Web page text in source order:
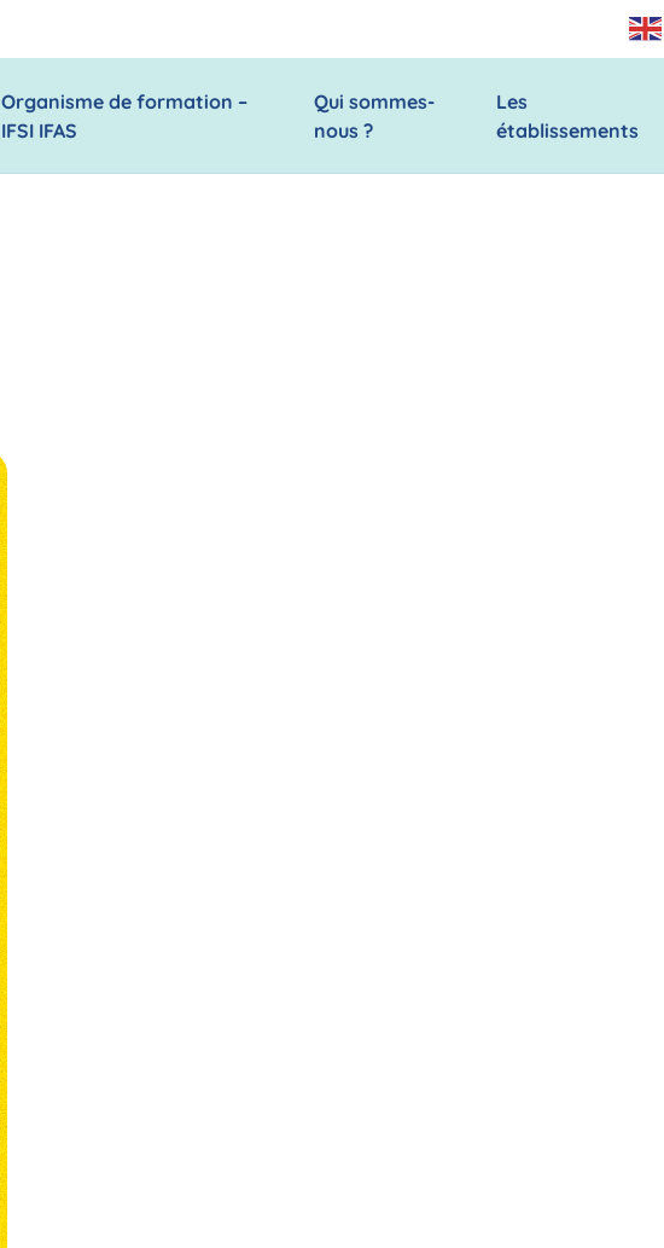
Organisme de formation –
IFSI IFAS
Qui sommes-
nous ?
Les
établissements